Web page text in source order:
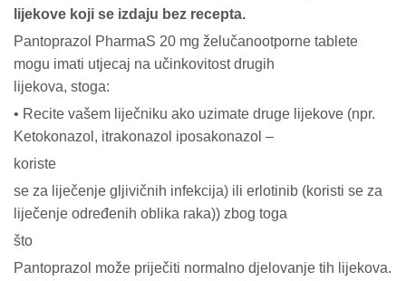
lijekove koji se izdaju bez recepta.
Pantoprazol PharmaS 20 mg želučanootporne tablete
mogu imati utjecaj na učinkovitost drugih
lijekova, stoga:
• Recite vašem liječniku ako uzimate druge lijekove (npr.
Ketokonazol, itrakonazol iposakonazol –
koriste
se za liječenje gljivičnih infekcija) ili erlotinib (koristi se za
liječenje određenih oblika raka)) zbog toga
što
Pantoprazol može priječiti normalno djelovanje tih lijekova.